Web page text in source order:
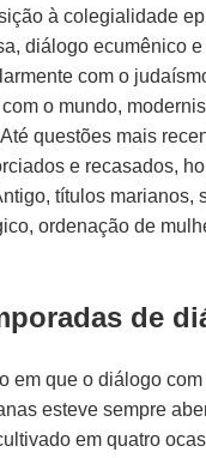
à colegialidade
diálogo ecumênico e
com o
o mundo,
questões mais
e recasados,
títulos marianos,
ordenação de
de
em que o diálogo com
esteve sempre
em quatro